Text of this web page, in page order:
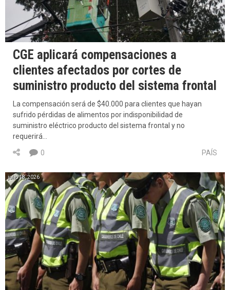
CGE aplicará compensaciones a
clientes afectados por cortes de
suministro producto del sistema frontal
La compensación será de $40.000 para clientes que hayan
sufrido pérdidas de alimentos por indisponibilidad de
suministro eléctrico producto del sistema frontal y no
requerirá…
PAÍS
0
julio 18, 2026